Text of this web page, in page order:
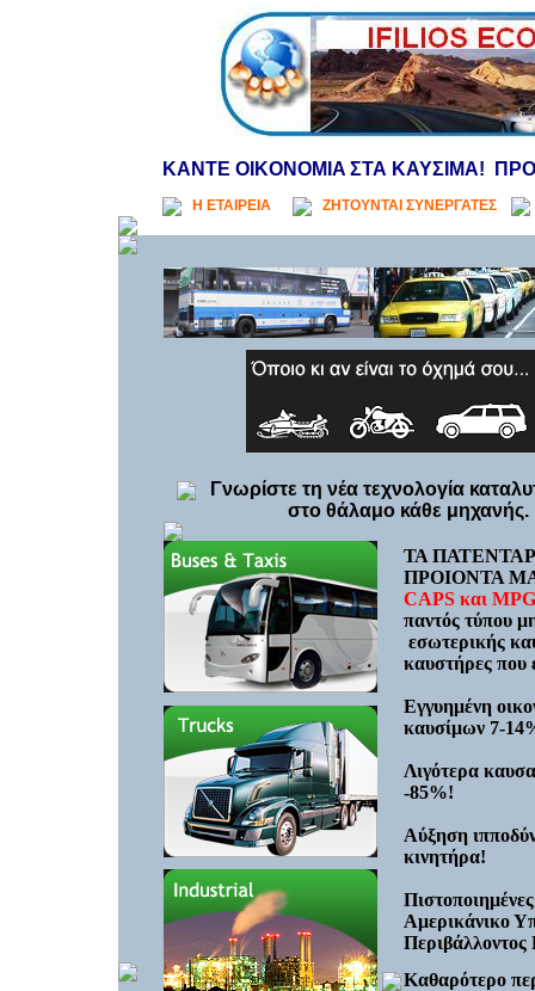
KANTE OIKONOMIA ΣΤΑ ΚΑΥΣΙΜΑ!
Η ΕΤΑΙΡΕΙΑ ΖΗΤΟΥΝΤΑΙ ΣΥΝΕΡΓΑΤΕΣ
Γνωρίστε τη νέα τεχνολογία
στο θάλαμο κάθε μηχανής.
ΤΑ
ΠΡΟΙΟΝΤΑ
CAPS και
παντός τύπου
εσωτερικής
καυστήρες που
Εγγυημένη
καυσίμων 7-
Λιγότερα
-85%!
Αύξηση
κινητήρα!
Αμερικάνικο
Περιβάλλοντος
Καθαρότερο